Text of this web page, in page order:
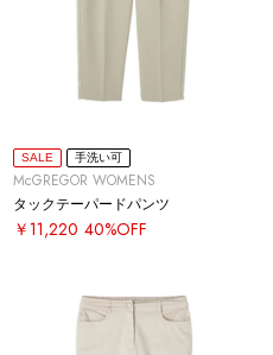
SALE 手洗い可
McGREGOR WOMENS
タックテーパードパンツ
￥11,220 40%OFF